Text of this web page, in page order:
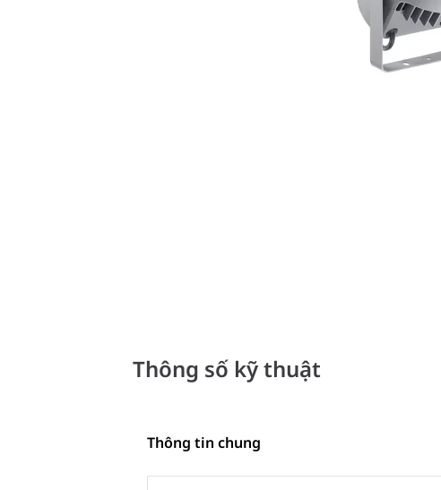
Thông số kỹ thuật
Thông tin chung